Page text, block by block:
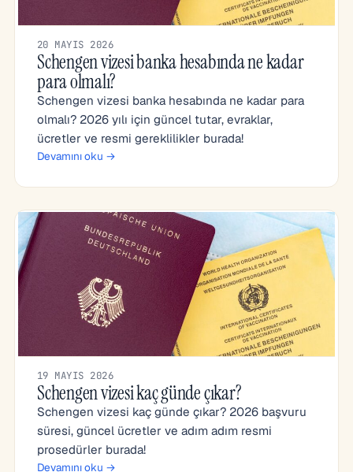
20 MAYIS 2026
Schengen vizesi banka hesabında ne kadar
para olmalı?
Schengen vizesi banka hesabında ne kadar para
olmalı? 2026 yılı için güncel tutar, evraklar,
ücretler ve resmi gereklilikler burada!
Devamını oku →
19 MAYIS 2026
Schengen vizesi kaç günde çıkar?
Schengen vizesi kaç günde çıkar? 2026 başvuru
süresi, güncel ücretler ve adım adım resmi
prosedürler burada!
Devamını oku →